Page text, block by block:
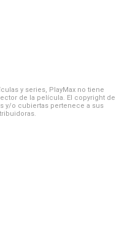
y series, PlayMax no tiene
de la película. El copyright de
y/o cubiertas pertenece a sus